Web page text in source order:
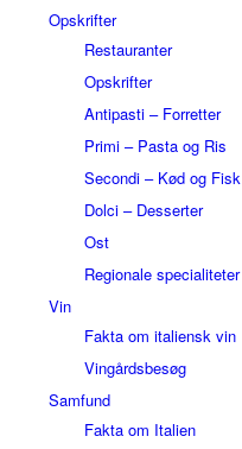
Opskrifter
Restauranter
Opskrifter
Antipasti – Forretter
Primi – Pasta og Ris
Secondi – Kød og Fisk
Dolci – Desserter
Ost
Regionale specialiteter
Vin
Fakta om italiensk vin
Vingårdsbesøg
Samfund
Fakta om Italien